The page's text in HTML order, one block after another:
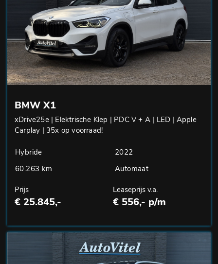
BMW X1
xDrive25e | Elektrische Klep | PDC V + A | LED | Apple
Carplay | 35x op voorraad!
Hybride
2022
60.263 km
Automaat
Prijs
€ 25.845,-
Leaseprijs v.a.
€ 556,- p/m